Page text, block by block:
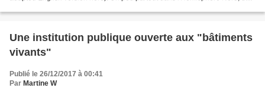
Une institution publique ouverte aux "bâtiments
vivants"
Publié le 26/12/2017 à 00:41
Par Martine W